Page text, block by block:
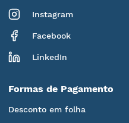
Instagram
Facebook
LinkedIn
Formas de Pagamento
Desconto em folha